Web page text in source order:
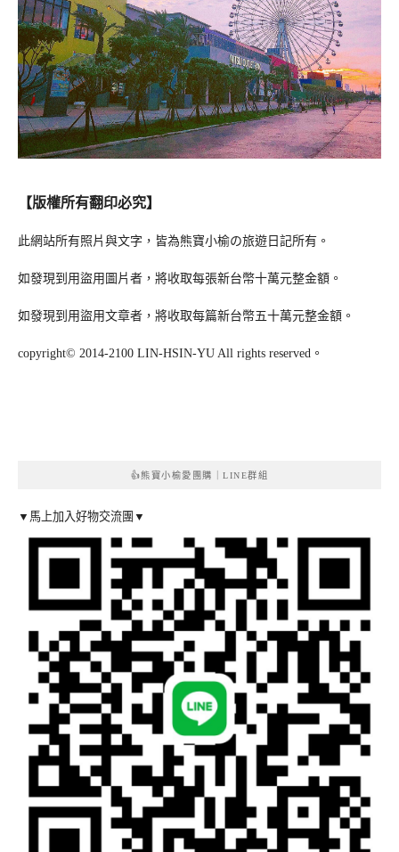
【版權所有翻印必究】
此網站所有照片與文字，皆為熊寶小榆の旅遊日記所有。
如發現到用盜用圖片者，將收取每張新台幣十萬元整金額。
如發現到用盜用文章者，將收取每篇新台幣五十萬元整金額。
copyright© 2014-2100 LIN-HSIN-YU All rights reserved。
👍熊寶小榆愛團購｜LINE群組
▼馬上加入好物交流團▼